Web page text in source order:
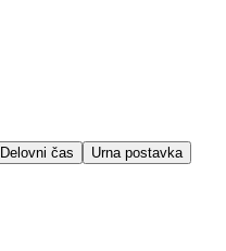
Delovni čas
Urna postavka